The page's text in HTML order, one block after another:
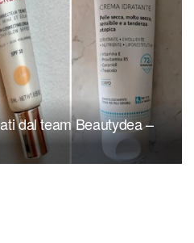
dal team Beautydea –